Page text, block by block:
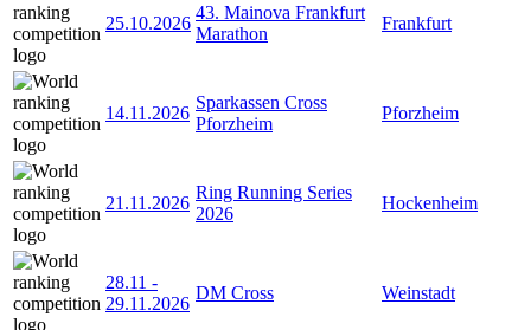
25.10.2026
43. Mainova Frankfurt
Marathon
Frankfurt
14.11.2026
Sparkassen Cross
Pforzheim
Pforzheim
21.11.2026
Ring Running Series
2026
Hockenheim
28.11 -
29.11.2026
DM Cross Weinstadt